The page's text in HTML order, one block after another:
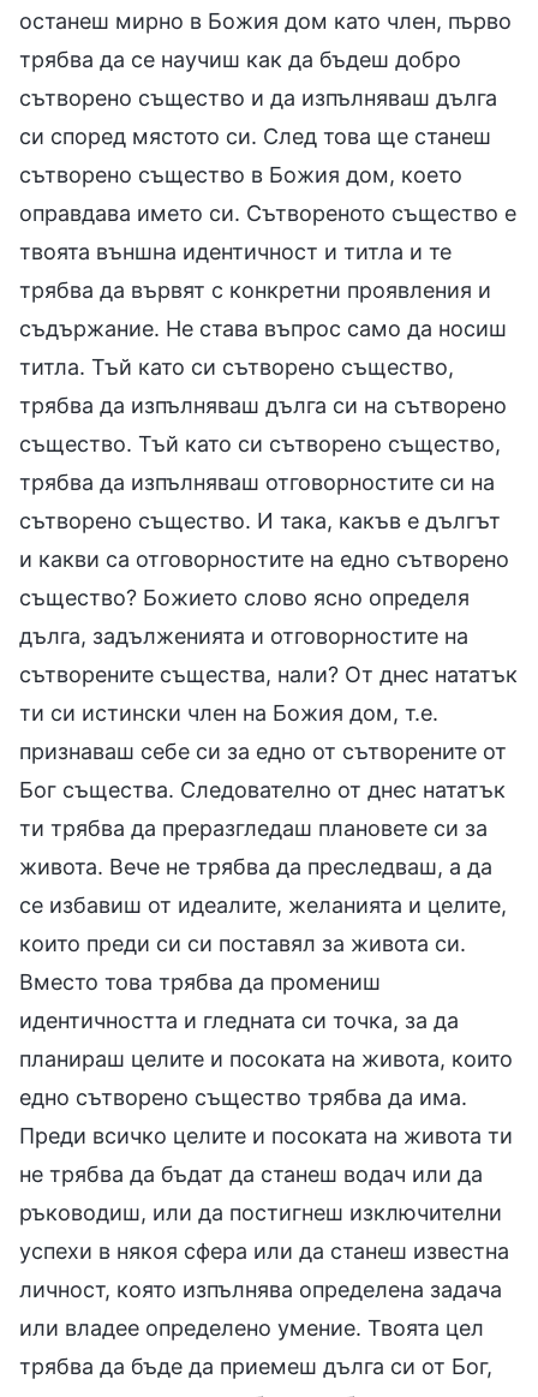
останеш мирно в Божия дом като член, първо
трябва да се научиш как да бъдеш добро
сътворено същество и да изпълняваш дълга
си според мястото си. След това ще станеш
сътворено същество в Божия дом, което
оправдава името си. Сътвореното същество е
твоята външна идентичност и титла и те
трябва да вървят с конкретни проявления и
съдържание. Не става въпрос само да носиш
титла. Тъй като си сътворено същество,
трябва да изпълняваш дълга си на сътворено
същество. Тъй като си сътворено същество,
трябва да изпълняваш отговорностите си на
сътворено същество. И така, какъв е дългът
и какви са отговорностите на едно сътворено
същество? Божието слово ясно определя
дълга, задълженията и отговорностите на
сътворените същества, нали? От днес нататък
ти си истински член на Божия дом, т.е.
признаваш себе си за едно от сътворените от
Бог същества. Следователно от днес нататък
ти трябва да преразгледаш плановете си за
живота. Вече не трябва да преследваш, а да
се избавиш от идеалите, желанията и целите,
които преди си си поставял за живота си.
Вместо това трябва да промениш
идентичността и гледната си точка, за да
планираш целите и посоката на живота, които
едно сътворено същество трябва да има.
Преди всичко целите и посоката на живота ти
не трябва да бъдат да станеш водач или да
ръководиш, или да постигнеш изключителни
успехи в някоя сфера или да станеш известна
личност, която изпълнява определена задача
или владее определено умение. Твоята цел
трябва да бъде да приемеш дълга си от Бог,